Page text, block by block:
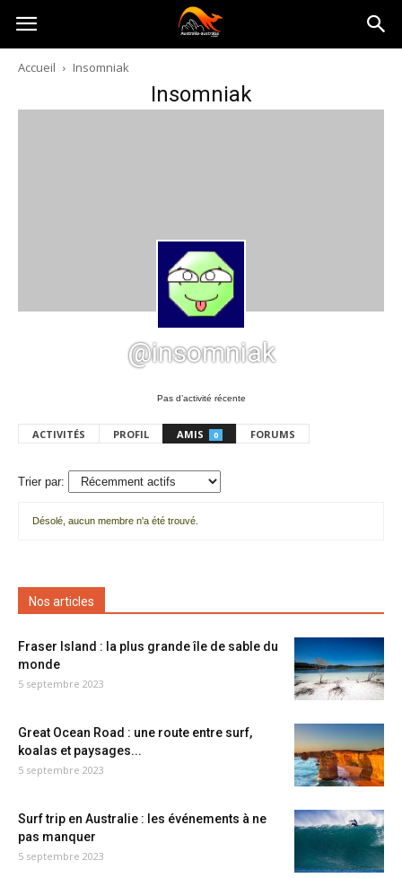
Australia-
australie.com
Accueil Insomniak
Insomniak
@insomniak
Pas d’activité récente
ACTIVITÉS PROFIL AMIS 0 FORUMS
Trier par:
amis
Désolé, aucun membre n'a été trouvé.
Nos articles
Fraser Island : la plus grande île de sable du
monde
5 septembre 2023
Great Ocean Road : une route entre surf,
koalas et paysages...
5 septembre 2023
Surf trip en Australie : les événements à ne
pas manquer
5 septembre 2023